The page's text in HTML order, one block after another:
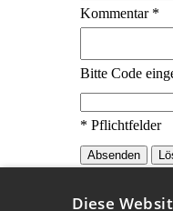
Kommentar *
Bitte Code
* Pflichtfelder
Diese